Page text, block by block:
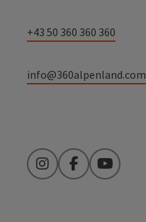
+43 50 360 360 360
info@360alpenland.com
InstagramFacebookYouTube